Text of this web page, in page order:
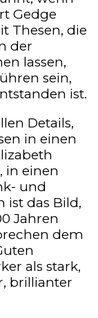
Gedge
Thesen, die
der
lassen,
sein,
ist.
Details,
in einen
in einen
und
ist das Bild,
Jahren
dem
als stark,
brillianter